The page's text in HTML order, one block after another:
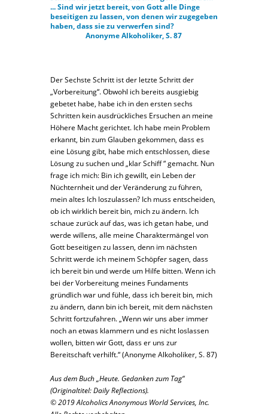
... Sind wir jetzt bereit, von Gott alle Dinge
beseitigen zu lassen, von denen wir zugegeben
haben, dass sie zu verwerfen sind?
Anonyme Alkoholiker, S. 87
Der Sechste Schritt ist der letzte Schritt der
„Vorbereitung“. Obwohl ich bereits ausgiebig
gebetet habe, habe ich in den ersten sechs
Schritten kein ausdrückliches Ersuchen an meine
Höhere Macht gerichtet. Ich habe mein Problem
erkannt, bin zum Glauben gekommen, dass es
eine Lösung gibt, habe mich entschlossen, diese
Lösung zu suchen und „klar Schiff “ gemacht. Nun
frage ich mich: Bin ich gewillt, ein Leben der
Nüchternheit und der Veränderung zu führen,
mein altes Ich loszulassen? Ich muss entscheiden,
ob ich wirklich bereit bin, mich zu ändern. Ich
schaue zurück auf das, was ich getan habe, und
werde willens, alle meine Charaktermängel von
Gott beseitigen zu lassen, denn im nächsten
Schritt werde ich meinem Schöpfer sagen, dass
ich bereit bin und werde um Hilfe bitten. Wenn ich
bei der Vorbereitung meines Fundaments
gründlich war und fühle, dass ich bereit bin, mich
zu ändern, dann bin ich bereit, mit dem nächsten
Schritt fortzufahren. „Wenn wir uns aber immer
noch an etwas klammern und es nicht loslassen
wollen, bitten wir Gott, dass er uns zur
Bereitschaft verhilft.“ (Anonyme Alkoholiker, S. 87)
Aus dem Buch „Heute. Gedanken zum Tag“
(Originaltitel: Daily Reflections).
© 2019 Alcoholics Anonymous World Services, Inc.